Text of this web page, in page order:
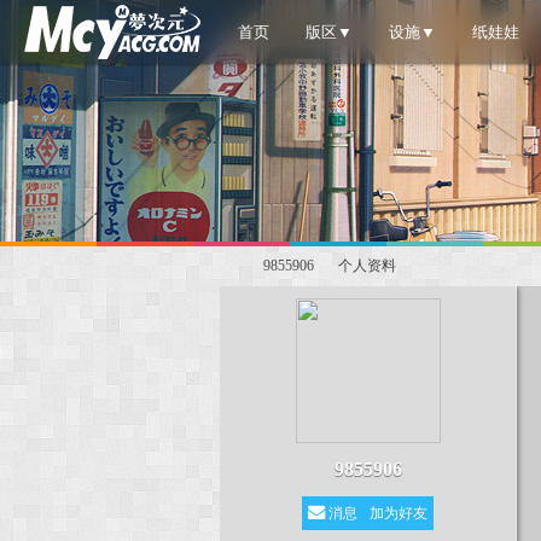
首页 版区▼ 设施▼ 纸娃娃
9855906 个人资料
9855906
消息 加为好友